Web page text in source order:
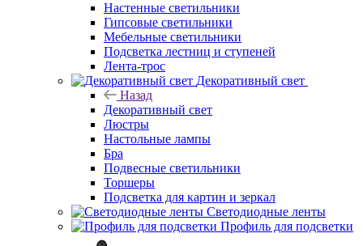
Настенные светильники
Гипсовые светильники
Мебельные светильники
Подсветка лестниц и ступеней
Лента-трос
Декоративный свет
Назад
Декоративный свет
Люстры
Настольные лампы
Бра
Подвесные светильники
Торшеры
Подсветка для картин и зеркал
Светодиодные ленты
Профиль для подсветки